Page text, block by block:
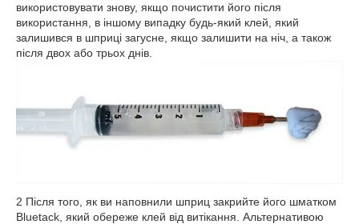
використовувати знову, якщо почистити його після
використання, в іншому випадку будь-який клей, який
залишився в шприці загусне, якщо залишити на ніч, а також
після двох або трьох днів.
2 Після того, як ви наповнили шприц закрийте його шматком
Bluetack, який обереже клей від витікання. Альтернативою